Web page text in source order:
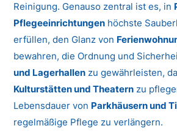
Reinigung. Genauso zentral ist es, in
Pflegeeinrichtungen höchste
erfüllen, den Glanz von
bewahren, die Ordnung und
und Lagerhallen zu gewährleisten,
Kulturstätten und Theatern zu
Lebensdauer von Parkhäusern und
regelmäßige Pflege zu verlängern.